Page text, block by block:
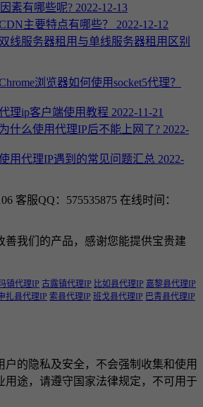
素有哪些呢? 2022-12-13
主要特点有哪些？ 2022-12-12
线服务器租用与单线服务器租用区别
浏览器如何使用socket5代理？
理ip客户端使用教程 2022-11-21
什么使用代理IP后不能上网了? 2022-
用代理IP遇到的常见问题汇总 2022-
客服QQ：575535875 在线时间：
善我们的产品，感谢您能提供宝贵建
镇代理IP 古露镇代理IP 比如县代理IP 嘉黎县代理IP
扎县代理IP 索县代理IP 班戈县代理IP 巴青县代理IP
户的隐私及安全，不会强制收集和使用
用途，请遵守国家法律规定，不可用于